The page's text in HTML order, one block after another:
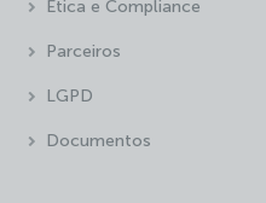
Ética e Compliance
Parceiros
LGPD
Documentos